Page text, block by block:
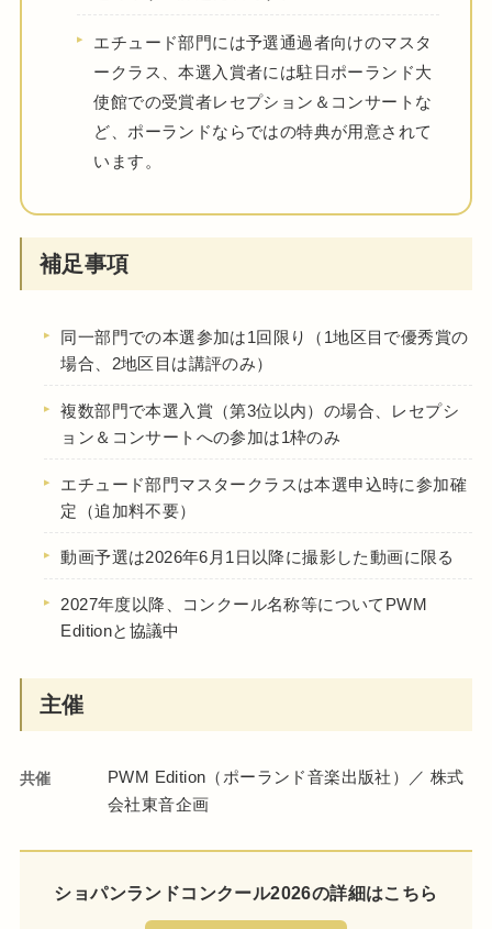
エチュード部門には予選通過者向けのマスタ
ークラス、本選入賞者には駐日ポーランド大
使館での受賞者レセプション＆コンサートな
ど、ポーランドならではの特典が用意されて
います。
補足事項
同一部門での本選参加は1回限り（1地区目で優秀賞の
場合、2地区目は講評のみ）
複数部門で本選入賞（第3位以内）の場合、レセプシ
ョン＆コンサートへの参加は1枠のみ
エチュード部門マスタークラスは本選申込時に参加確
定（追加料不要）
動画予選は2026年6月1日以降に撮影した動画に限る
2027年度以降、コンクール名称等についてPWM
Editionと協議中
主催
共催
PWM Edition（ポーランド音楽出版社）／ 株式
会社東音企画
ショパンランドコンクール2026の詳細はこちら